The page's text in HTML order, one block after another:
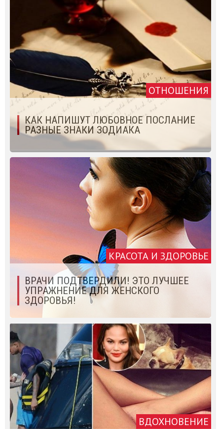
ОТНОШЕНИЯ
КАК НАПИШУТ ЛЮБОВНОЕ ПОСЛАНИЕ
РАЗНЫЕ ЗНАКИ ЗОДИАКА
КРАСОТА И ЗДОРОВЬЕ
ВРАЧИ ПОДТВЕРДИЛИ! ЭТО ЛУЧШЕЕ
УПРАЖНЕНИЕ ДЛЯ ЖЕНСКОГО
ЗДОРОВЬЯ!
ВДОХНОВЕНИЕ